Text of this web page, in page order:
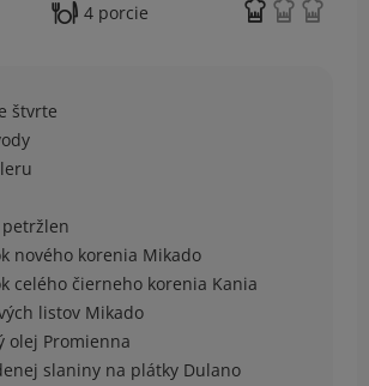
4 porcie
štvrte
nového korenia Mikado
celého čierneho korenia Kania
listov Mikado
olej Promienna
slaniny na plátky Dulano